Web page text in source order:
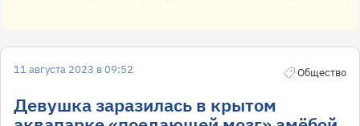
11 августа 2023 в 09:52 Общество
Девушка заразилась в крытом